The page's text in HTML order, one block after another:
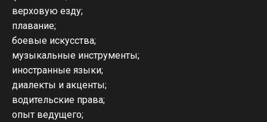
верховую езду;
плавание;
боевые искусства;
музыкальные инструменты;
иностранные языки;
диалекты и акценты;
водительские права;
опыт ведущего;